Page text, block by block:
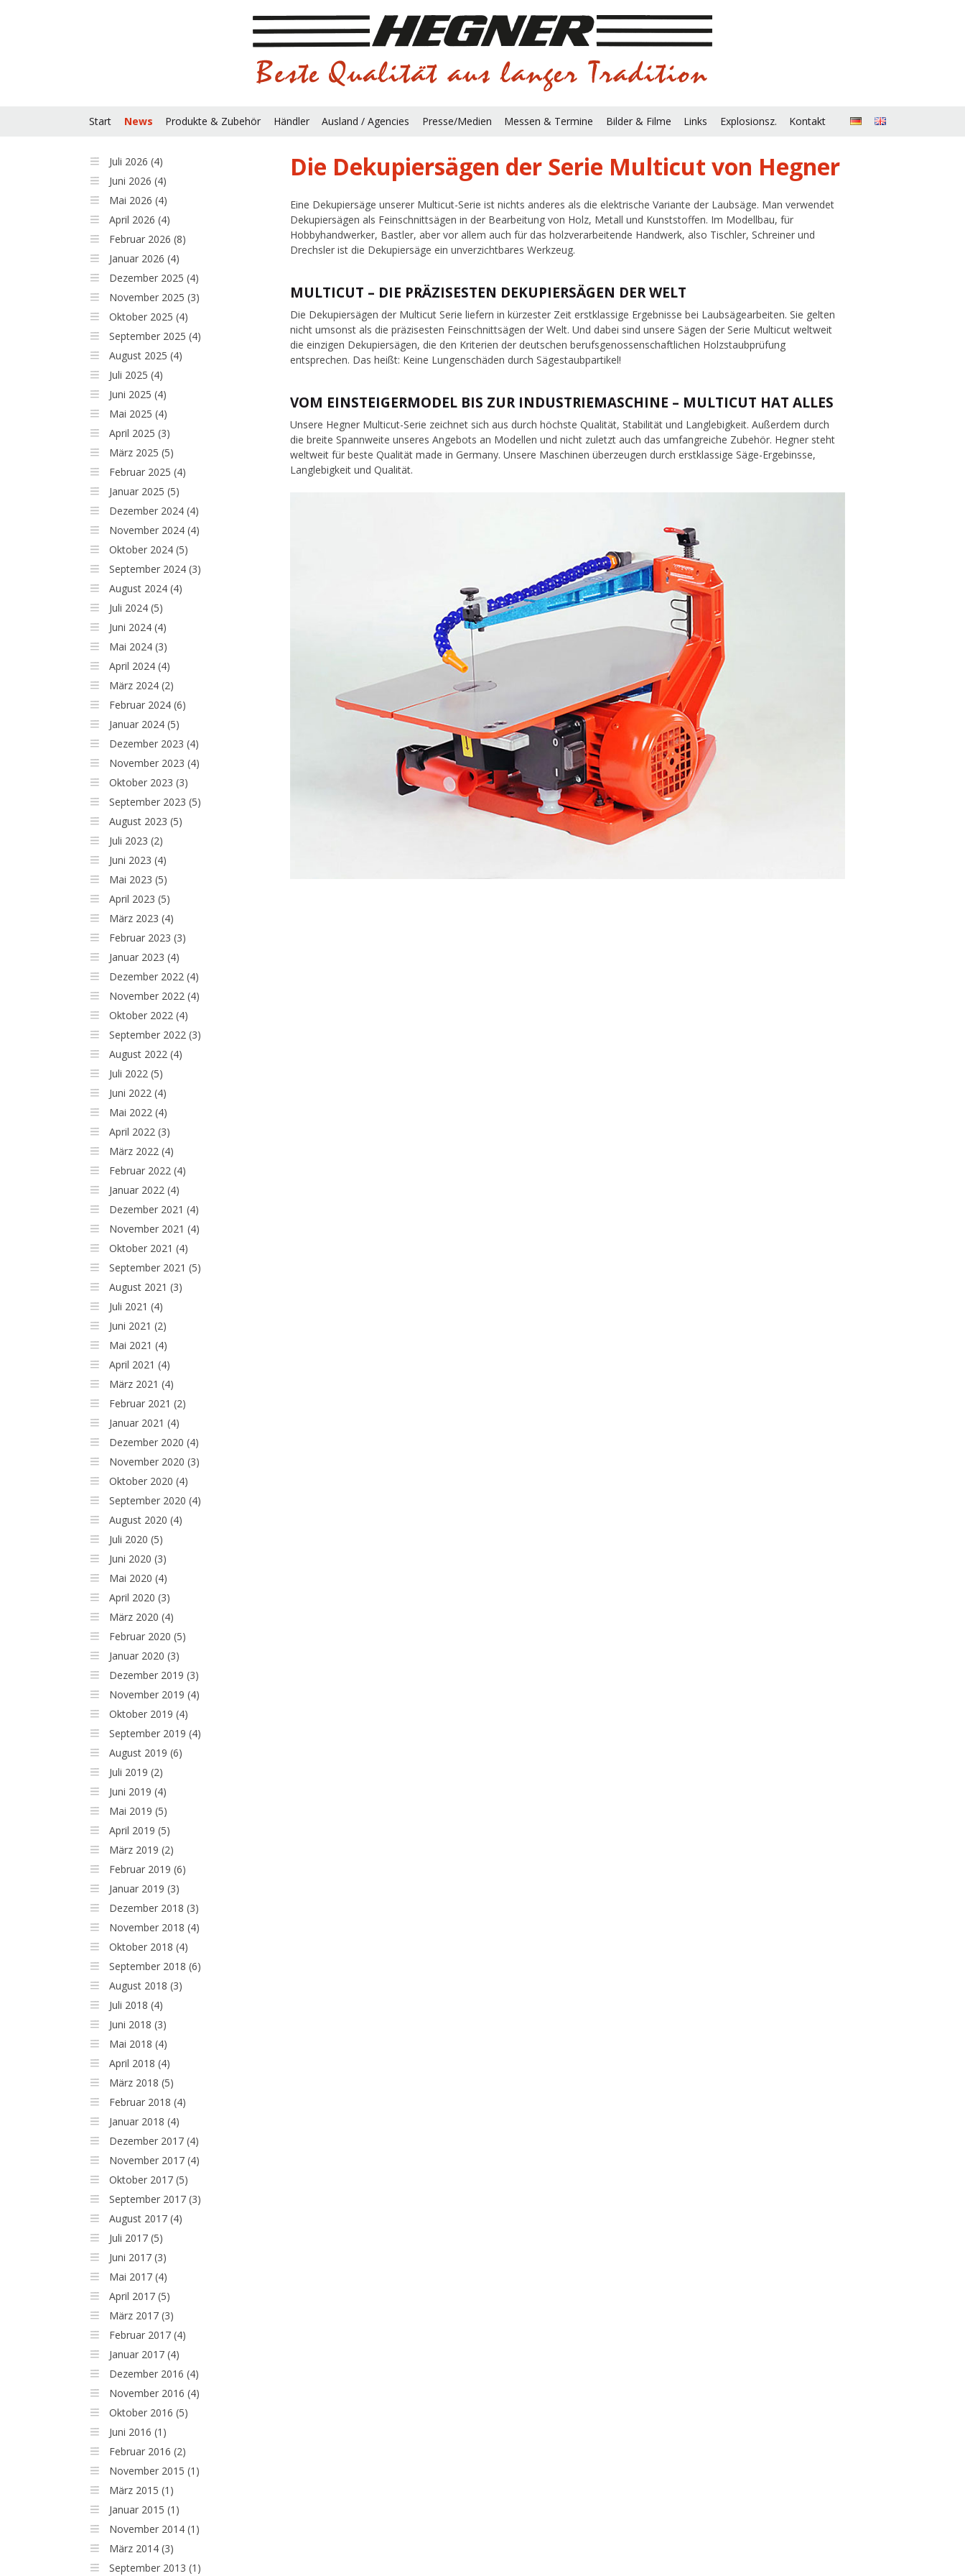
Start News Produkte & Zubehör Händler Ausland / Agencies Presse/Medien Messen & Termine Bilder & Filme Links Explosionsz. Kontakt
Juli 2026 (4)
Juni 2026 (4)
Mai 2026 (4)
April 2026 (4)
Februar 2026 (8)
Januar 2026 (4)
Dezember 2025 (4)
November 2025 (3)
Oktober 2025 (4)
September 2025 (4)
August 2025 (4)
Juli 2025 (4)
Juni 2025 (4)
Mai 2025 (4)
April 2025 (3)
März 2025 (5)
Februar 2025 (4)
Januar 2025 (5)
Dezember 2024 (4)
November 2024 (4)
Oktober 2024 (5)
September 2024 (3)
August 2024 (4)
Juli 2024 (5)
Juni 2024 (4)
Mai 2024 (3)
April 2024 (4)
März 2024 (2)
Februar 2024 (6)
Januar 2024 (5)
Dezember 2023 (4)
November 2023 (4)
Oktober 2023 (3)
September 2023 (5)
August 2023 (5)
Juli 2023 (2)
Juni 2023 (4)
Mai 2023 (5)
April 2023 (5)
März 2023 (4)
Februar 2023 (3)
Januar 2023 (4)
Dezember 2022 (4)
November 2022 (4)
Oktober 2022 (4)
September 2022 (3)
August 2022 (4)
Juli 2022 (5)
Juni 2022 (4)
Mai 2022 (4)
April 2022 (3)
März 2022 (4)
Februar 2022 (4)
Januar 2022 (4)
Dezember 2021 (4)
November 2021 (4)
Oktober 2021 (4)
September 2021 (5)
August 2021 (3)
Juli 2021 (4)
Juni 2021 (2)
Mai 2021 (4)
April 2021 (4)
März 2021 (4)
Februar 2021 (2)
Januar 2021 (4)
Dezember 2020 (4)
November 2020 (3)
Oktober 2020 (4)
September 2020 (4)
August 2020 (4)
Juli 2020 (5)
Juni 2020 (3)
Mai 2020 (4)
April 2020 (3)
März 2020 (4)
Februar 2020 (5)
Januar 2020 (3)
Dezember 2019 (3)
November 2019 (4)
Oktober 2019 (4)
September 2019 (4)
August 2019 (6)
Juli 2019 (2)
Juni 2019 (4)
Mai 2019 (5)
April 2019 (5)
März 2019 (2)
Februar 2019 (6)
Januar 2019 (3)
Dezember 2018 (3)
November 2018 (4)
Oktober 2018 (4)
September 2018 (6)
August 2018 (3)
Juli 2018 (4)
Juni 2018 (3)
Mai 2018 (4)
April 2018 (4)
März 2018 (5)
Februar 2018 (4)
Januar 2018 (4)
Dezember 2017 (4)
November 2017 (4)
Oktober 2017 (5)
September 2017 (3)
August 2017 (4)
Juli 2017 (5)
Juni 2017 (3)
Mai 2017 (4)
April 2017 (5)
März 2017 (3)
Februar 2017 (4)
Januar 2017 (4)
Dezember 2016 (4)
November 2016 (4)
Oktober 2016 (5)
Juni 2016 (1)
Februar 2016 (2)
November 2015 (1)
März 2015 (1)
Januar 2015 (1)
November 2014 (1)
März 2014 (3)
September 2013 (1)
Die Dekupiersägen der Serie Multicut von Hegner
Eine Dekupiersäge unserer Multicut-Serie ist nichts anderes als die elektrische Variante der Laubsäge. Man verwendet
Dekupiersägen als Feinschnittsägen in der Bearbeitung von Holz, Metall und Kunststoffen. Im Modellbau, für
Hobbyhandwerker, Bastler, aber vor allem auch für das holzverarbeitende Handwerk, also Tischler, Schreiner und
Drechsler ist die Dekupiersäge ein unverzichtbares Werkzeug.
MULTICUT – DIE PRÄZISESTEN DEKUPIERSÄGEN DER WELT
Die Dekupiersägen der Multicut Serie liefern in kürzester Zeit erstklassige Ergebnisse bei Laubsägearbeiten. Sie gelten
nicht umsonst als die präzisesten Feinschnittsägen der Welt. Und dabei sind unsere Sägen der Serie Multicut weltweit
die einzigen Dekupiersägen, die den Kriterien der deutschen berufsgenossenschaftlichen Holzstaubprüfung
entsprechen. Das heißt: Keine Lungenschäden durch Sägestaubpartikel!
VOM EINSTEIGERMODEL BIS ZUR INDUSTRIEMASCHINE – MULTICUT HAT ALLES
Unsere Hegner Multicut-Serie zeichnet sich aus durch höchste Qualität, Stabilität und Langlebigkeit. Außerdem durch
die breite Spannweite unseres Angebots an Modellen und nicht zuletzt auch das umfangreiche Zubehör. Hegner steht
weltweit für beste Qualität made in Germany. Unsere Maschinen überzeugen durch erstklassige Säge-Ergebinsse,
Langlebigkeit und Qualität.